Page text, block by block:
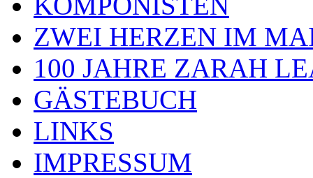
ZWEI HERZEN IM
100 JAHRE ZARAH
GÄSTEBUCH
LINKS
IMPRESSUM